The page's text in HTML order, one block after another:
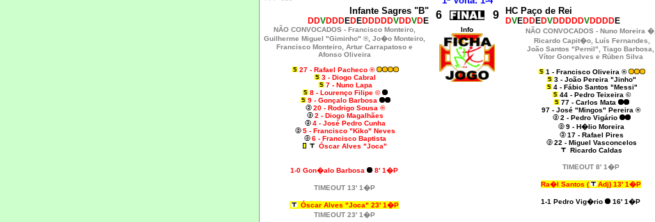
Infante Sagres "B"
DDVDDDEDEDDDDDVDDVDE 6 9 HC Paço de Rei
DVEDDEDVDDDDDVDDDDE
NÃO CONVOCADOS - Francisco Monteiro,
Guilherme Miguel "Giminho" ®, Jo�o Monteiro,
Francisco Monteiro, Artur Carrapatoso e
Afonso Oliveira
27 - Rafael Pacheco ®
3 - Diogo Cabral
7 - Nuno Lapa
8 - Lourenço Filipe ©
9 - Gonçalo Barbosa
20 - Rodrigo Sousa ®
2 - Diogo Magalhães
4 - José Pedro Cunha
5 - Francisco "Kiko" Neves
6 - Francisco Baptista
Óscar Alves "Joca"
1-0 Gon�alo Barbosa 8' 1�P
TIMEOUT 13' 1�P
Óscar Alves "Joca" 23' 1�P
TIMEOUT 23' 1�P
Info NÃO CONVOCADOS - Nuno Moreira �,
Ricardo Capit�o, Luís Fernandes,
João Santos "Pernil", Tiago Barbosa,
Vítor Gonçalves e Rúben Silva
1 - Francisco Oliveira ®
3 - João Pereira "Jinho"
4 - Fábio Santos "Messi"
44 - Pedro Teixeira ©
77 - Carlos Mata
97 - José "Mingos" Pereira ®
2 - Pedro Vigário
9 - H�lio Moreira
17 - Rafael Pires
22 - Miguel Vasconcelos
Ricardo Caldas
TIMEOUT 8' 1�P
Ra�l Santos ( Adj) 13' 1�P
1-1 Pedro Vig�rio 16' 1�P